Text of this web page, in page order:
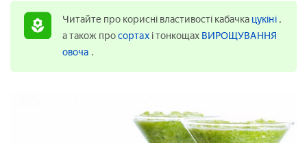
Читайте про корисні властивості кабачка цукіні ,
а також просортах і тонкощах ВИРОЩУВАННЯ
овоча .